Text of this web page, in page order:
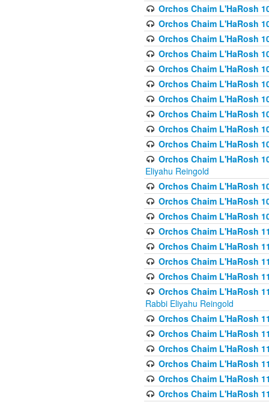
Orchos Chaim L'HaRosh
Orchos Chaim L'HaRosh
Orchos Chaim L'HaRosh
Orchos Chaim L'HaRosh
Orchos Chaim L'HaRosh
Orchos Chaim L'HaRosh
Orchos Chaim L'HaRosh
Orchos Chaim L'HaRosh
Orchos Chaim L'HaRosh
Orchos Chaim L'HaRosh
Orchos Chaim L'HaRosh
Eliyahu Reingold
Orchos Chaim L'HaRosh
Orchos Chaim L'HaRosh
Orchos Chaim L'HaRosh
Orchos Chaim L'HaRosh
Orchos Chaim L'HaRosh
Orchos Chaim L'HaRosh
Orchos Chaim L'HaRosh
Orchos Chaim L'HaRosh
Rabbi Eliyahu Reingold
Orchos Chaim L'HaRosh
Orchos Chaim L'HaRosh
Orchos Chaim L'HaRosh
Orchos Chaim L'HaRosh
Orchos Chaim L'HaRosh
Orchos Chaim L'HaRosh